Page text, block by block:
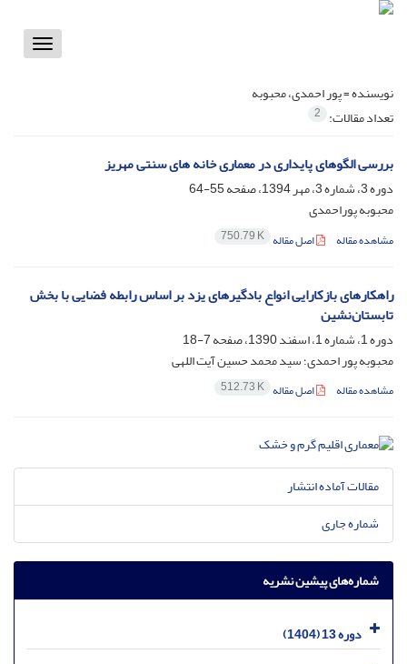
Toggle
نویسنده =پور احمدی، محبوبه
تعداد مقالات: 2
بررسی الگوهای پایداری در معماری خانه های سنتی مهریز
دوره 3، شماره 3، مهر 1394، صفحه
55-64
محبوبه پوراحمدی
مشاهده مقاله اصل مقاله 750.79 K
راهکارهای بازکارایی انواع بادگیرهای یزد بر اساس رابطه فضایی با بخش
تابستان‌نشین
دوره 1، شماره 1، اسفند 1390، صفحه
7-18
محبوبه پور احمدی؛ سید محمد حسین آیت اللهی
مشاهده مقاله اصل مقاله 512.73 K
مقالات آماده انتشار
شماره جاری
شماره‌های پیشین نشریه
دوره 13 (1404)